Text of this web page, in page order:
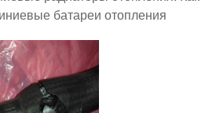
батареи отопления